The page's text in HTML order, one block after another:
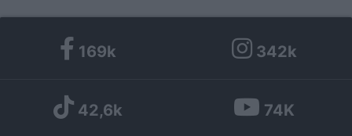
169k 342k
42,6k 74K